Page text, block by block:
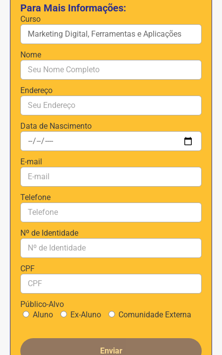
Para Mais Informações:
Curso
Nome
Endereço
Data de Nascimento
E-mail
Telefone
Nº de Identidade
CPF
Público-Alvo
Aluno
Ex-Aluno Comunidade Externa
Enviar